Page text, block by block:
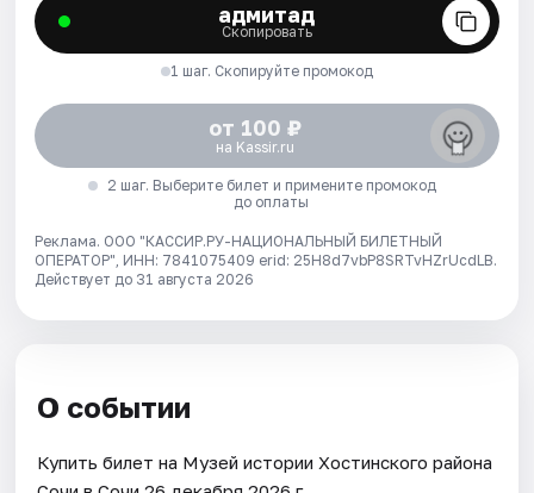
адмитад
Скопировать
1 шаг. Скопируйте промокод
от 100 ₽
на Kassir.ru
2 шаг. Выберите билет и примените промокод
до оплаты
Реклама. ООО "КАССИР.РУ-НАЦИОНАЛЬНЫЙ БИЛЕТНЫЙ
ОПЕРАТОР", ИНН: 7841075409 erid: 25H8d7vbP8SRTvHZrUcdLB.
Действует до 31 августа 2026
О событии
Купить билет на Музей истории Хостинского района